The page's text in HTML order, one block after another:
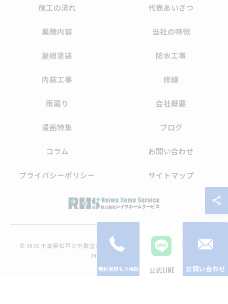
公式LINE お問い合わせ
施工の流れ 代表あいさつ
業務内容 当社の特徴
屋根塗装 防水工事
内装工事 修繕
雨漏り 会社概要
漫画特集 ブログ
コラム お問い合わせ
プライバシーポリシー サイトマップ
© 2026 千葉県松戸の外壁塗装なら株式会社レイワホームサービス ALL
RIGHTS RESERVED.